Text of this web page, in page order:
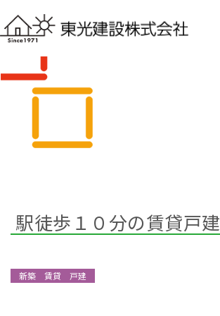
駅徒歩１０分の賃貸戸建
新築 賃貸 戸建